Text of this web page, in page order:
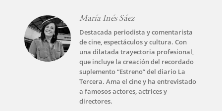
María Inés Sáez
Destacada periodista y comentarista
de cine, espectáculos y cultura. Con
una dilatada trayectoria profesional,
que incluye la creación del recordado
suplemento “Estreno” del diario La
Tercera. Ama el cine y ha entrevistado
a famosos actores, actrices y
directores.